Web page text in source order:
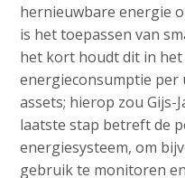
hernieuwbare energie
is het toepassen van
het kort houdt dit in
energieconsumptie per
assets; hierop zou Gijs-
laatste stap betreft de
energiesysteem, om
gebruik te monitoren